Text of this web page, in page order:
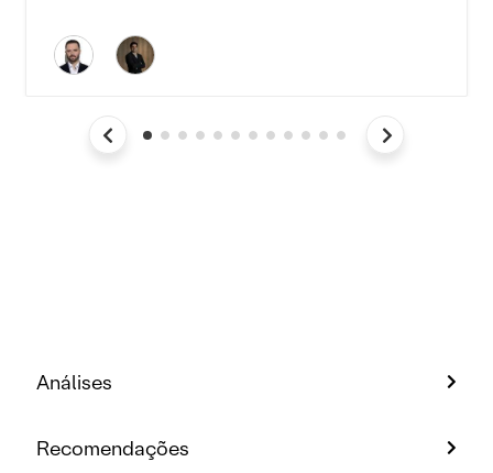
Análises
Recomendações